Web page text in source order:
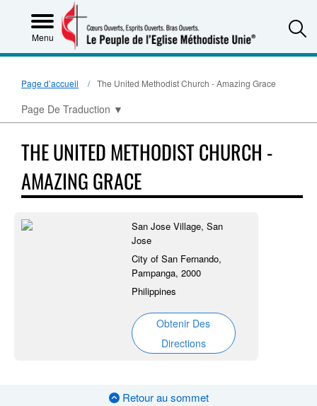
Menu
Page d’accueil The United Methodist Church - Amazing Grace
Page De Traduction ▼
THE UNITED METHODIST CHURCH -
AMAZING GRACE
San Jose Village, San
Jose
City of San Fernando,
Pampanga, 2000
Philippines
Obtenir Des
Directions
Retour au sommet